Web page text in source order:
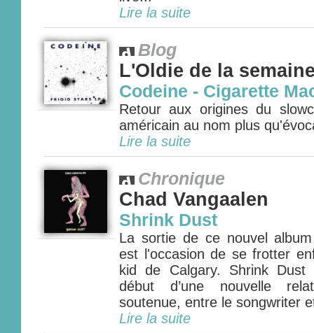
Lire la suite
Blog
L'Oldie de la
Codeine - Cigarette
Retour aux origines du
américain au nom plus
Lire la suite
Chronique
Chad Vangaalen
Shrink Dust
La sortie de ce nouvel
est l'occasion de se frotter
kid de Calgary. Shrink Dust
début d’une nouvelle
soutenue, entre le songwriter
Lire la suite